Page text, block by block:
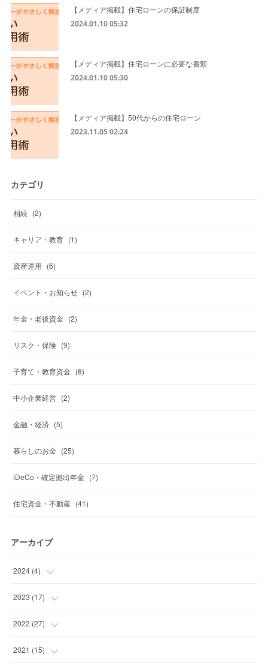
【メディア掲載】住宅ローンの保証制度
2024.01.10 05:32
【メディア掲載】住宅ローンに必要な書類
2024.01.10 05:30
【メディア掲載】50代からの住宅ローン
2023.11.05 02:24
カテゴリ
相続 (2)
キャリア・教育 (1)
資産運用 (6)
イベント・お知らせ (2)
年金・老後資金 (2)
リスク・保険 (9)
子育て・教育資金 (8)
中小企業経営 (2)
金融・経済 (5)
暮らしのお金 (25)
iDeCo・確定拠出年金 (7)
住宅資金・不動産 (41)
アーカイブ
2024 (4)
(1
(1
(2
2023 (17)
(1
(2
2022 (27)
(4
2021 (15)